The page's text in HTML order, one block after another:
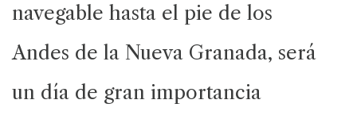
navegable hasta el pie de los
Andes de la Nueva Granada, será
un día de gran importancia